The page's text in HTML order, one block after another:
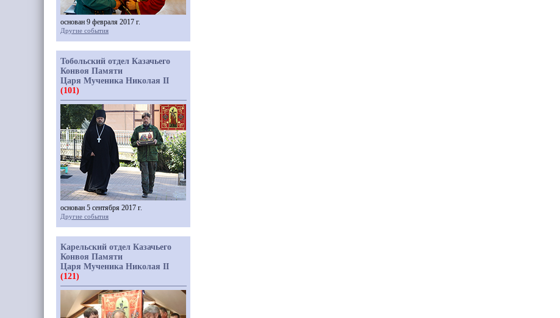
основан 9 февраля 2017 г.
Другие события
Тобольский отдел Казачьего
Конвоя Памяти
Царя Мученика Николая II
(101)
основан 5 сентября 2017 г.
Другие события
Карельский отдел Казачьего
Конвоя Памяти
Царя Мученика Николая II
(121)